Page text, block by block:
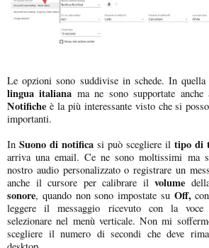
Le opzioni sono suddivise in schede. In
lingua italiana ma ne sono supportate
Notifiche è la più interessante visto che si
importanti.
In Suono di notifica si può scegliere il tipo di
arriva una email. Ce ne sono moltissimi ma
nostro audio personalizzato o registrare un
anche il cursore per calibrare il volume
sonore, quando non sono impostate suOff,
leggere il messaggio ricevuto con la voce
selezionare nel menù verticale. Non mi
scegliere il numero di secondi che deve